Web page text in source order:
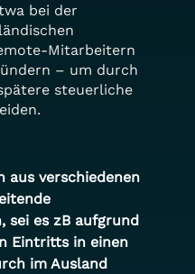
bei der
Mitarbeitern
– um durch
steuerliche
aus verschiedenen
sei es zB aufgrund
Eintritts in einen
im Ausland